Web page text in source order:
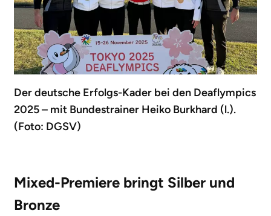
Der deutsche Erfolgs-Kader bei den Deaflympics
2025 – mit Bundestrainer Heiko Burkhard (l.).
(Foto: DGSV)
Mixed-Premiere bringt Silber und
Bronze